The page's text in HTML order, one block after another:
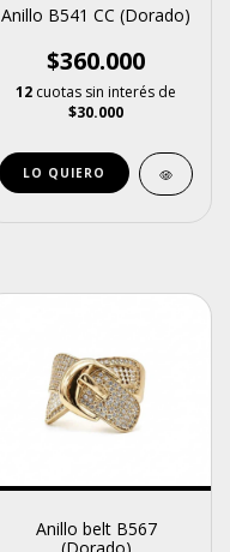
Anillo B541 CC (Dorado)
$360.000
12 cuotas sin interés de
$30.000
LO QUIERO
Anillo belt B567